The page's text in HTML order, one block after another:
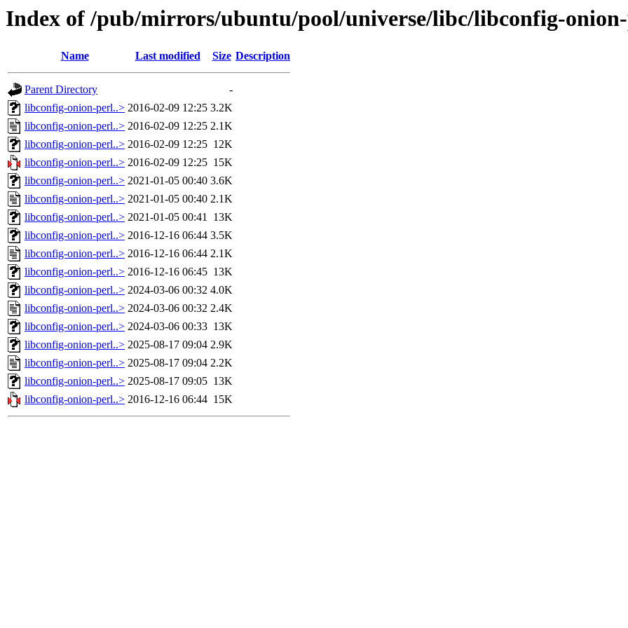
Index of /pub/mirrors/ubuntu/pool/universe/libc/libconfig-
Name Last modified Size Description
Parent Directory
-
libconfig-onion-perl..> 2016-02-09 12:25 3.2K
libconfig-onion-perl..> 2016-02-09 12:25 2.1K
libconfig-onion-perl..> 2016-02-09 12:25 12K
libconfig-onion-perl..> 2016-02-09 12:25 15K
libconfig-onion-perl..> 2021-01-05 00:40 3.6K
libconfig-onion-perl..> 2021-01-05 00:40 2.1K
libconfig-onion-perl..> 2021-01-05 00:41 13K
libconfig-onion-perl..> 2016-12-16 06:44 3.5K
libconfig-onion-perl..> 2016-12-16 06:44 2.1K
libconfig-onion-perl..> 2016-12-16 06:45 13K
libconfig-onion-perl..> 2024-03-06 00:32 4.0K
libconfig-onion-perl..> 2024-03-06 00:32 2.4K
libconfig-onion-perl..> 2024-03-06 00:33 13K
libconfig-onion-perl..> 2025-08-17 09:04 2.9K
libconfig-onion-perl..> 2025-08-17 09:04 2.2K
libconfig-onion-perl..> 2025-08-17 09:05 13K
libconfig-onion-perl..> 2016-12-16 06:44 15K